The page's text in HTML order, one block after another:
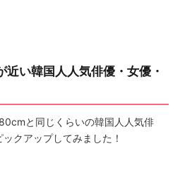
近い韓国人人気俳優・女優・
と同じくらいの韓国人人気俳
クアップしてみました！